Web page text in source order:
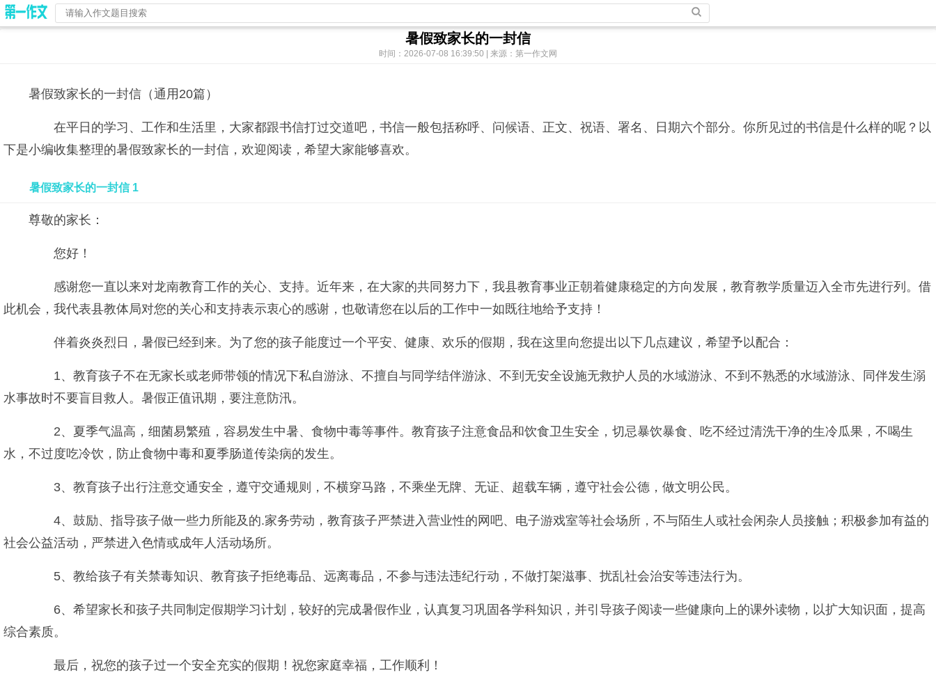
暑假致家长的一封信
时间：2026-07-08 16:39:50 | 来源：第一作文网
暑假致家长的一封信（通用20篇）
在平日的学习、工作和生活里，大家都跟书信打过交道吧，书信一般包括称呼、问候语、正文、祝语、署名、日期六个部分。你所见过的书信是什么样的呢？以
下是小编收集整理的暑假致家长的一封信，欢迎阅读，希望大家能够喜欢。
暑假致家长的一封信 1
尊敬的家长：
您好！
感谢您一直以来对龙南教育工作的关心、支持。近年来，在大家的共同努力下，我县教育事业正朝着健康稳定的方向发展，教育教学质量迈入全市先进行列。借
此机会，我代表县教体局对您的关心和支持表示衷心的感谢，也敬请您在以后的工作中一如既往地给予支持！
伴着炎炎烈日，暑假已经到来。为了您的孩子能度过一个平安、健康、欢乐的假期，我在这里向您提出以下几点建议，希望予以配合：
1、教育孩子不在无家长或老师带领的情况下私自游泳、不擅自与同学结伴游泳、不到无安全设施无救护人员的水域游泳、不到不熟悉的水域游泳、同伴发生溺
水事故时不要盲目救人。暑假正值讯期，要注意防汛。
2、夏季气温高，细菌易繁殖，容易发生中暑、食物中毒等事件。教育孩子注意食品和饮食卫生安全，切忌暴饮暴食、吃不经过清洗干净的生冷瓜果，不喝生
水，不过度吃冷饮，防止食物中毒和夏季肠道传染病的发生。
3、教育孩子出行注意交通安全，遵守交通规则，不横穿马路，不乘坐无牌、无证、超载车辆，遵守社会公德，做文明公民。
4、鼓励、指导孩子做一些力所能及的.家务劳动，教育孩子严禁进入营业性的网吧、电子游戏室等社会场所，不与陌生人或社会闲杂人员接触；积极参加有益的
社会公益活动，严禁进入色情或成年人活动场所。
5、教给孩子有关禁毒知识、教育孩子拒绝毒品、远离毒品，不参与违法违纪行动，不做打架滋事、扰乱社会治安等违法行为。
6、希望家长和孩子共同制定假期学习计划，较好的完成暑假作业，认真复习巩固各学科知识，并引导孩子阅读一些健康向上的课外读物，以扩大知识面，提高
综合素质。
最后，祝您的孩子过一个安全充实的假期！祝您家庭幸福，工作顺利！